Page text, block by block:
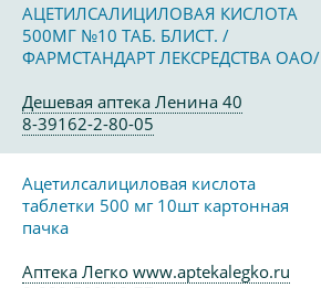
АЦЕТИЛСАЛИЦИЛОВАЯ КИСЛОТА
500МГ №10 ТАБ. БЛИСТ. /
ФАРМСТАНДАРТ ЛЕКСРЕДСТВА ОАО/
Дешевая аптека Ленина 40
8-39162-2-80-05
Ацетилсалициловая кислота
таблетки 500 мг 10шт картонная
пачка
Аптека Легко www.aptekalegko.ru